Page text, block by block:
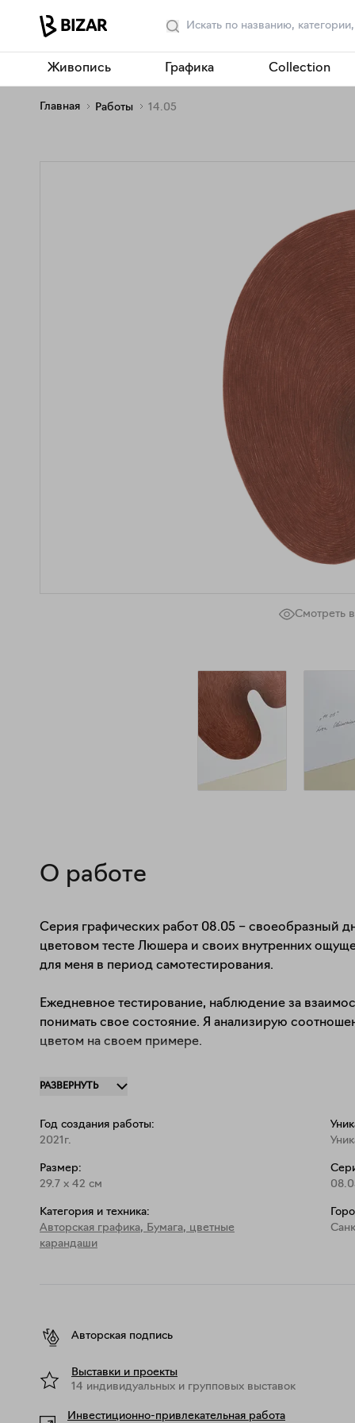
Живопись Графика Collection
Главная Работы 14.05
Смотреть
О работе
Серия графических работ 08.05 – своеобразный
цветовом тесте Люшера и своих внутренних
для меня в период самотестирования.
Ежедневное тестирование, наблюдение за
понимать свое состояние. Я анализирую
цветом на своем примере.
Работа выполнена на плотной художественной
неоформленной.
РАЗВЕРНУТЬ
Год создания работы:
2021г.
Размер:
29.7 x 42 см
Категория и техника:
Авторская графика, Бумага, цветные
карандаши
Авторская подпись
Выставки и проекты
14 индивидуальных и групповых выставок
Инвестиционно-привлекательная работа